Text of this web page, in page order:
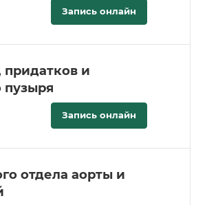
Запись онлайн
придатков и
пузыря
Запись онлайн
отдела аорты и